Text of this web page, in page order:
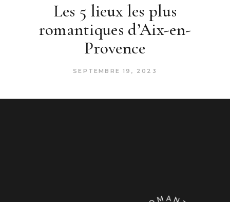
Les 5 lieux les plus
romantiques d’Aix-en-
Provence
SEPTEMBRE 19, 2023